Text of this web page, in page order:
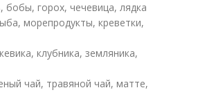
бобы, горох, чечевица, лядка
морепродукты, креветки,
клубника, земляника,
чай, травяной чай, матте,